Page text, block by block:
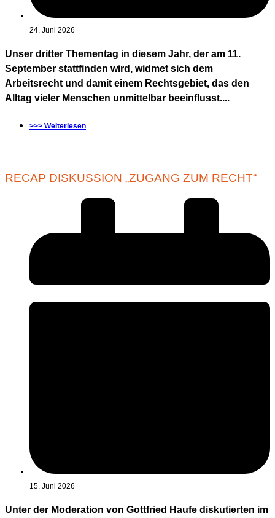
24. Juni 2026
Unser dritter Thementag in diesem Jahr, der am 11.
September stattfinden wird, widmet sich dem
Arbeitsrecht und damit einem Rechtsgebiet, das den
Alltag vieler Menschen unmittelbar beeinflusst....
>>> Weiterlesen
RECAP DISKUSSION „ZUGANG ZUM RECHT“
15. Juni 2026
Unter der Moderation von Gottfried Haufe diskutierten im